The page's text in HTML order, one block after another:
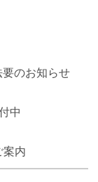
のお知らせ
中
案内